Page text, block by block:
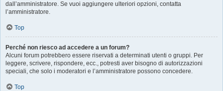
dall’amministratore. Se vuoi aggiungere ulteriori opzioni, contatta
l’amministratore.
Top
Perché non riesco ad accedere a un forum?
Alcuni forum potrebbero essere riservati a determinati utenti o gruppi. Per
leggere, scrivere, rispondere, ecc., potresti aver bisogno di autorizzazioni
speciali, che solo i moderatori e l’amministratore possono concedere.
Top